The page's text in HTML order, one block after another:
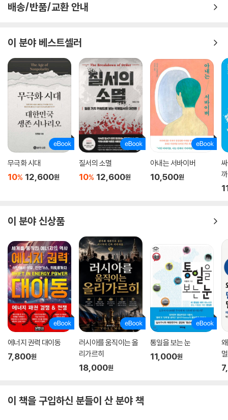
자이자 관찰자라는 두 겹의 시선을 독특하게 교차시킨다는 점이다. 전직
작동 원리를 현장에서 포착하면서 동시에 풍부한 역사적 배경과 서사를 함
만찬회 같은 장면에서 사람들의 몸짓, 가식적인 미소, 거만한 손짓, 의미심
장한 웃음을 한 편의 블랙코미디처럼 섬세하게 묘사한다. 이로써 권력이란
추상적 개념이 아니라 일상 속에 드러나는 구체적 관계의 역동임을 일깨운
이 책은 미래를 쉽게 예측하지 않는다. 대신 이미 시작된 현재를 가장 생생
한 현장의 언어로 포착한다. 저자는 독자에게 무엇을 해야 한다고 설교하
지 않는다. 무엇이 이미 벌어지고 있는지를 냉정하고도 매혹적인 서사로
보여 줄 뿐이다. 『포식자들의 시간』을 읽는다는 것은 미래를 대비하는 일
이 아니라, 이미 도착한 현재를 직시하고 깨어나는 일이다. 읽기 쉬우면서
이전과 같은 방식으로 세계를 볼 수 없을 것이다.
배송/반품/교환 안내
이 분야 베스트셀러
무극화 시대
10% 12,600원
질서의 소멸
10% 12,600원
아내는 서바이버
10,500원
까
이 분야 신상품
에너지 권력 대이동
7,800원
러시아를 움직이는 올
리가르히
18,000원
통일을 보는 눈
11,000원
이 책을 구입하신 분들이 산 분야 책